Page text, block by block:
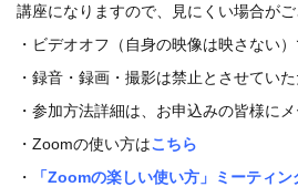
講座になりますので、見にくい場合が
・ビデオオフ（自身の映像は映さない
・録音・録画・撮影は禁止とさせてい
・参加方法詳細は、お申込みの皆様に
・Zoomの使い方はこちら
・
「Zoomの楽しい使い方」ミーティン